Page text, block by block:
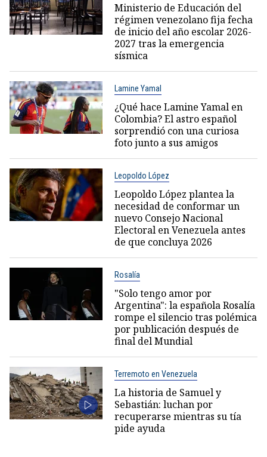
Ministerio de Educación del
régimen venezolano fija fecha
de inicio del año escolar 2026-
2027 tras la emergencia
sísmica
Lamine Yamal
¿Qué hace Lamine Yamal en
Colombia? El astro español
sorprendió con una curiosa
foto junto a sus amigos
Leopoldo López
Leopoldo López plantea la
necesidad de conformar un
nuevo Consejo Nacional
Electoral en Venezuela antes
de que concluya 2026
Rosalía
"Solo tengo amor por
Argentina": la española Rosalía
rompe el silencio tras polémica
por publicación después de
final del Mundial
Terremoto en Venezuela
La historia de Samuel y
Sebastián: luchan por
recuperarse mientras su tía
pide ayuda